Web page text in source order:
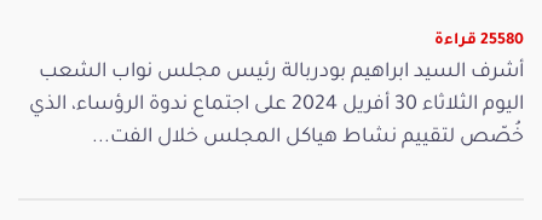
25580 قراءة
أشرف السيد ابراهيم بودربالة رئيس مجلس نواب الشعب
اليوم الثلاثاء 30 أفريل 2024 على اجتماع ندوة الرؤساء، الذي
خُصّص لتقييم نشاط هياكل المجلس خلال الفت...